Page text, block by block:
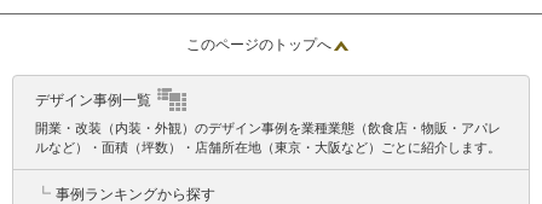
このページのトップへ
デザイン事例一覧
開業・改装（内装・外観）のデザイン事例を業種業態（飲食店・物販・アパレ
ルなど）・面積（坪数）・店舗所在地（東京・大阪など）ごとに紹介します。
┗ 事例ランキングから探す